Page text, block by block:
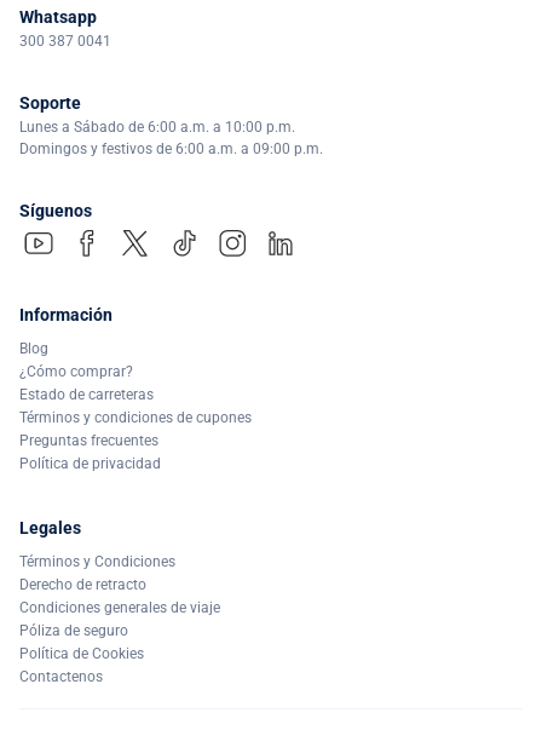
Whatsapp
300 387 0041
Soporte
Lunes a Sábado de 6:00 a.m. a 10:00 p.m.
Domingos y festivos de 6:00 a.m. a 09:00 p.m.
Síguenos
Información
Blog
¿Cómo comprar?
Estado de carreteras
Términos y condiciones de cupones
Preguntas frecuentes
Política de privacidad
Legales
Términos y Condiciones
Derecho de retracto
Condiciones generales de viaje
Póliza de seguro
Política de Cookies
Contactenos